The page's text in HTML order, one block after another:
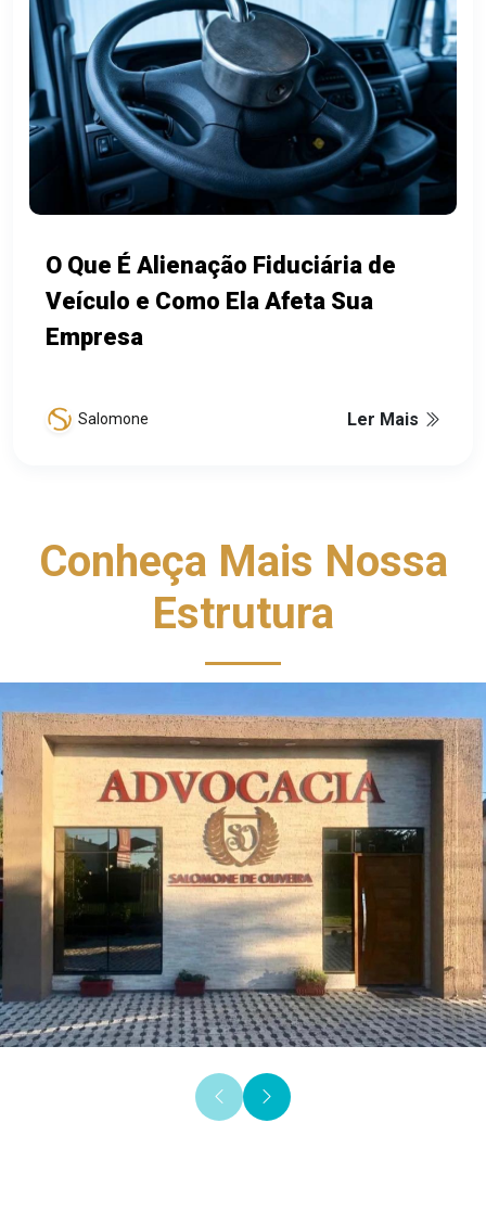
O Que É Alienação Fiduciária de
Veículo e Como Ela Afeta Sua
Empresa
Salomone Ler Mais
Conheça Mais Nossa
Estrutura